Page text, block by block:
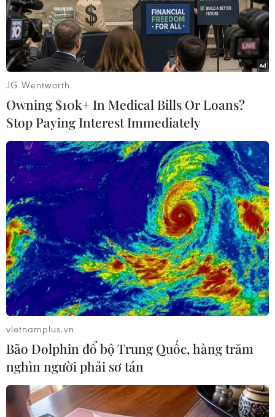
Những hoát cảnh được dàn dựng để chuẩn bị cho buổi biểu
diễn của cô trò câu lạc bộ Ca trù Đông Môn. (Ảnh: An
Những thế hệ người sẽ gìn giữ và tiếp nối truyền thống của ông
JG Wentworth
Owning $10k+ In Medical Bills Or Loans?
Stop Paying Interest Immediately
vietnamplus.vn
Bão Dolphin đổ bộ Trung Quốc, hàng trăm
nghìn người phải sơ tán